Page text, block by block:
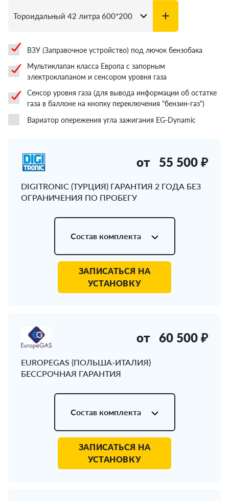
ВЗУ (Заправочное устройство) под лючок бензобака
Мультиклапан класса Европа с запорным
электроклапаном и сенсором уровня газа
Сенсор уровня газа (для вывода информации об остатке
газа в баллоне на кнопку переключения "бензин-газ")
Вариатор опережения угла зажигания EG-Dynamic
DIGITRONIC (ТУРЦИЯ) ГАРАНТИЯ 2 ГОДА БЕЗ
ОГРАНИЧЕНИЯ ПО ПРОБЕГУ
от 55 500 ₽
Состав комплекта
ЗАПИСАТЬСЯ НА
УСТАНОВКУ
EUROPEGAS (ПОЛЬША-ИТАЛИЯ)
БЕССРОЧНАЯ ГАРАНТИЯ
от 60 500 ₽
Состав комплекта
ЗАПИСАТЬСЯ НА
УСТАНОВКУ